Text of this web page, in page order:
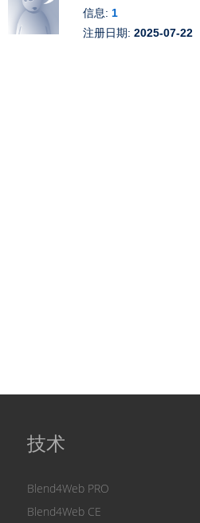
信息: 1
注册日期: 2025-07-22
技术
Blend4Web PRO
Blend4Web CE